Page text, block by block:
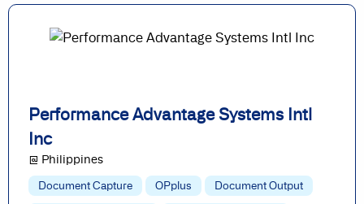
Performance Advantage Systems Intl
Inc
@ Philippines
Document Capture OPplus Document Output